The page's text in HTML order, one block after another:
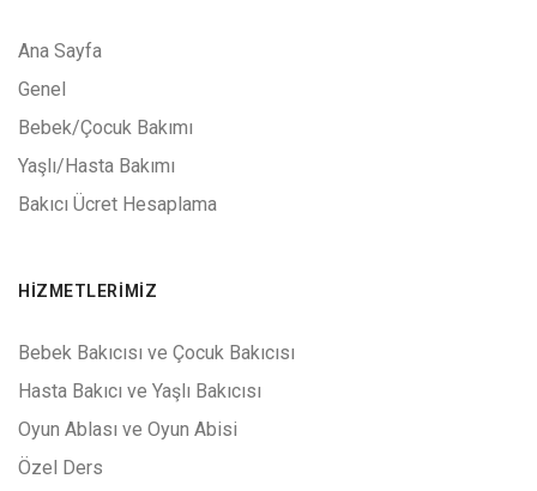
Ana Sayfa
Genel
Bebek/Çocuk Bakımı
Yaşlı/Hasta Bakımı
Bakıcı Ücret Hesaplama
HIZMETLERIMIZ
Bebek Bakıcısı ve Çocuk Bakıcısı
Hasta Bakıcı ve Yaşlı Bakıcısı
Oyun Ablası ve Oyun Abisi
Özel Ders